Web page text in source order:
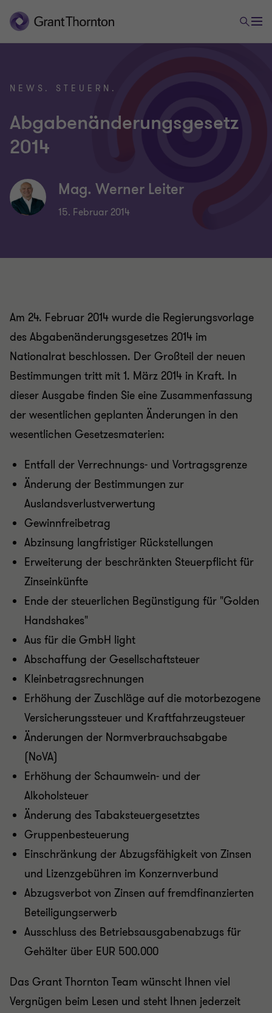
NEWS. STEUERN.
Abgabenänderungsgesetz
2014
Mag. Werner Leiter
15. Februar 2014
Am 24. Februar 2014 wurde die Regierungsvorlage
des Abgabenänderungsgesetzes 2014 im
Nationalrat beschlossen. Der Großteil der neuen
Bestimmungen tritt mit 1. März 2014 in Kraft. In
dieser Ausgabe finden Sie eine Zusammenfassung
der wesentlichen geplanten Änderungen in den
wesentlichen Gesetzesmaterien:
Entfall der Verrechnungs- und Vortragsgrenze
Änderung der Bestimmungen zur
Auslandsverlustverwertung
Gewinnfreibetrag
Abzinsung langfristiger Rückstellungen
Erweiterung der beschränkten Steuerpflicht für
Zinseinkünfte
Ende der steuerlichen Begünstigung für "Golden
Handshakes"
Aus für die GmbH light
Abschaffung der Gesellschaftsteuer
Kleinbetragsrechnungen
Erhöhung der Zuschläge auf die motorbezogene
Versicherungssteuer und Kraftfahrzeugsteuer
Änderungen der Normverbrauchsabgabe
(NoVA)
Erhöhung der Schaumwein- und der
Alkoholsteuer
Änderung des Tabaksteuergesetztes
Gruppenbesteuerung
Einschränkung der Abzugsfähigkeit von Zinsen
und Lizenzgebühren im Konzernverbund
Abzugsverbot von Zinsen auf fremdfinanzierten
Beteiligungserwerb
Ausschluss des Betriebsausgabenabzugs für
Gehälter über EUR 500.000
Das Grant Thornton Team wünscht Ihnen viel
Vergnügen beim Lesen und steht Ihnen jederzeit